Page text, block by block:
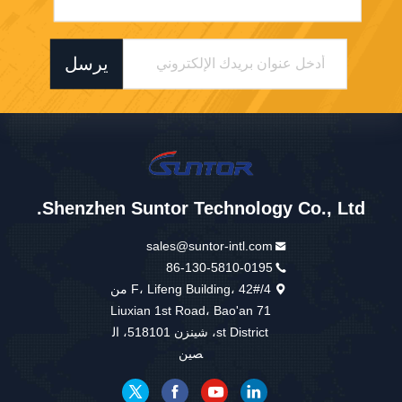
يرسل
Shenzhen Suntor Technology Co., Ltd.
sales@suntor-intl.com
86-130-5810-0195
4/F، Lifeng Building، 42# من
Liuxian 1st Road، Bao'an 71
st District، شينزن 518101، ال
صين